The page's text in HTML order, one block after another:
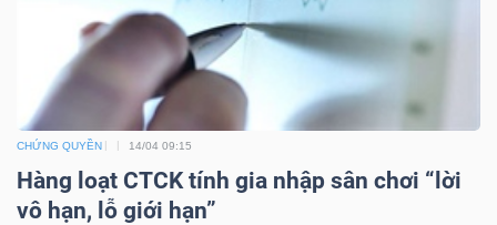
CHỨNG QUYỀN 14/04 09:15
Hàng loạt CTCK tính gia nhập sân chơi “lời
vô hạn, lỗ giới hạn”
THÔNG
TIN
DỊCH